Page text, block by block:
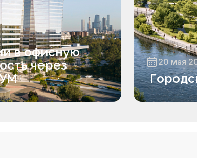
в офисную
через
20 мая